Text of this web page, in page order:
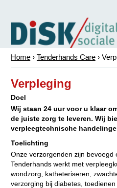
Home › Tenderhands Care ›
Verpleging
Doel
Wij staan 24 uur voor u klaar
de juiste zorg te leveren. Wij
verpleegtechnische
Toelichting
Onze verzorgenden zijn bevoegd
Tenderhands werkt met
wondzorg, katheteriseren,
verzorging bij diabetes,